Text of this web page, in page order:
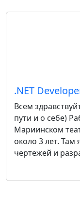
.NET
Всем
пути и о себе)
Мариинском
около 3 лет.
чертежей и